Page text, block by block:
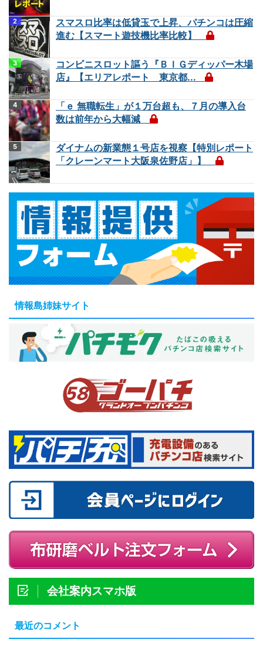
スマスロ比率は低貸玉で上昇、パチンコは圧縮
進む【スマート遊技機比率比較】
コンビニスロット謳う『ＢＩＧディッパー木場
店』【エリアレポート 東京都...
「ｅ 無職転生」が１万台超も、７月の導入台
数は前年から大幅減
ダイナムの新業態１号店を視察【特別レポート
「クレーンマート大阪泉佐野店」】
情報島姉妹サイト
会社案内スマホ版
最近のコメント